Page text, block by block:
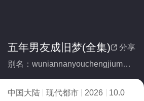
 分享
五年男友成旧梦(全集)
别名：wuniannanyouchengjiumeng
中国大陆 现代都市 2026
10.0